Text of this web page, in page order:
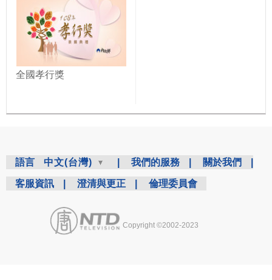
全國孝行獎
語言 中文(台灣) 我們的服務 關於我們
客服資訊 澄清與更正 倫理委員會
Copyright ©2002-2023